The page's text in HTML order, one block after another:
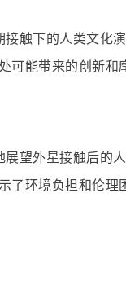
触下的人类文化
可能带来的创新
望外星接触后的
了环境负担和伦